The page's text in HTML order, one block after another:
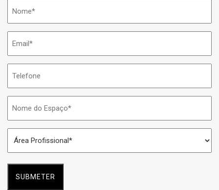
do
Espaço
Profissional
*